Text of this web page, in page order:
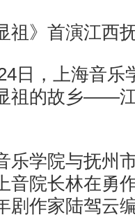
祖》首演江西
日，上海音乐
祖的故乡——
学院与抚州
音院长林在勇
剧作家陆驾云